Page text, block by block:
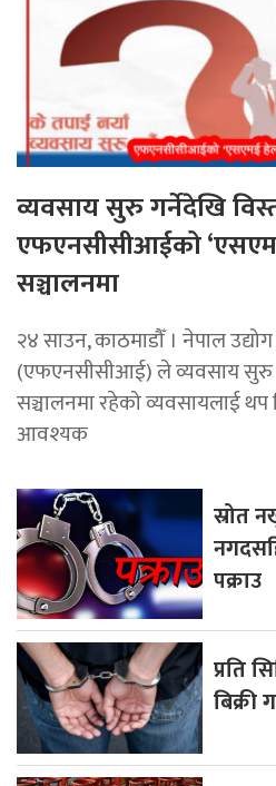
व्यवसाय सुरु गर्नेदेखि
एफएनसीसीआईको
सञ्चालनमा
२४ साउन, काठमाडौँ । नेपाल
(एफएनसीसीआई) ले व्यवसाय सुरु
सञ्चालनमा रहेको व्यवसायलाई थप
आवश्यक
स्रोत
पक्राउ
प्रति
बिक्री